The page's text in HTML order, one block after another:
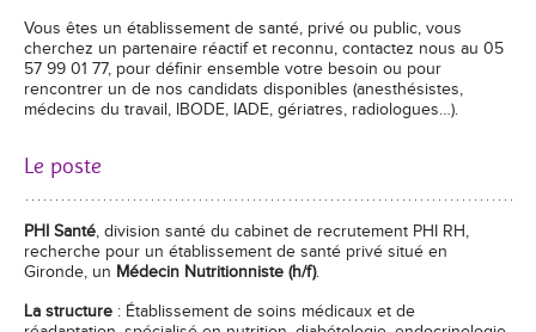
Vous êtes un établissement de santé, privé ou public, vous
cherchez un partenaire réactif et reconnu, contactez nous au 05
57 99 01 77, pour définir ensemble votre besoin ou pour
rencontrer un de nos candidats disponibles (anesthésistes,
médecins du travail, IBODE, IADE, gériatres, radiologues…).
Le poste
PHI Santé, division santé du cabinet de recrutement PHI RH,
recherche pour un établissement de santé privé situé en
Gironde, un Médecin Nutritionniste (h/f).
La structure : Établissement de soins médicaux et de